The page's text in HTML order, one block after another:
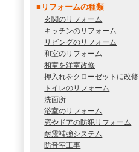
■リフォームの種類
玄関のリフォーム
キッチンのリフォーム
リビングのリフォーム
和室のリフォーム
和室を洋室改修
押入れをクローゼットに改修
トイレのリフォーム
洗面所
浴室のリフォーム
窓やドアの防犯リフォーム
耐震補強システム
防音室工事